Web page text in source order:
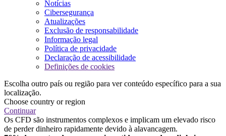
Notícias
Cibersegurança
Atualizações
Exclusão de responsabilidade
Informação legal
Política de privacidade
Declaração de acessibilidade
Definições de cookies
Escolha outro país ou região para ver conteúdo específico para a sua
localização.
Choose country or region
Continuar
Os CFD são instrumentos complexos e implicam um elevado risco
de perder dinheiro rapidamente devido à alavancagem.